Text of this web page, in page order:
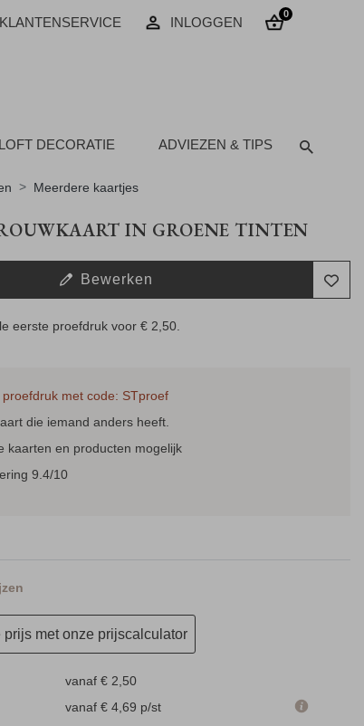
KLANTENSERVICE INLOGGEN
0
DECORATIE ADVIEZEN & TIPS
Meerdere kaartjes
IN GROENE TINTEN
Bewerken
eerste proefdruk voor € 2,50.
proefdruk met code: STproef
die iemand anders heeft.
kaarten en producten mogelijk
9.4/10
prijs met onze prijscalculator
vanaf € 2,50
vanaf € 4,69 p/st